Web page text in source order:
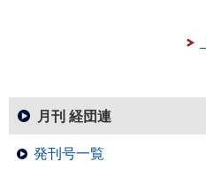
月刊 経団連
発刊号一覧